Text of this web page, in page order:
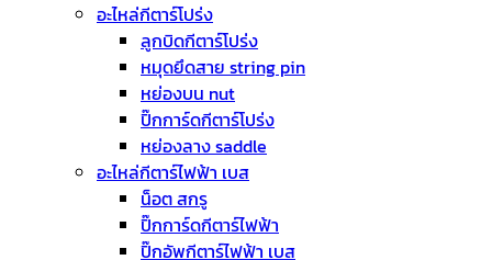
อะไหล่กีตาร์โปร่ง
ลูกบิดกีตาร์โปร่ง
หมุดยึดสาย string pin
หย่องบน nut
ปิ๊กการ์ดกีตาร์โปร่ง
หย่องลาง saddle
อะไหล่กีตาร์ไฟฟ้า เบส
น็อต สกรู
ปิ๊กการ์ดกีตาร์ไฟฟ้า
ปิ๊กอัพกีตาร์ไฟฟ้า เบส